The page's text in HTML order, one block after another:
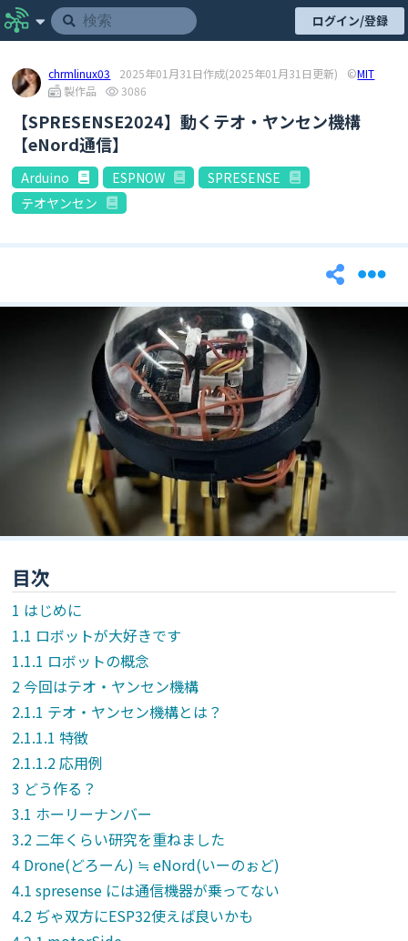
ログイン/登録
chrmlinux03 2025年01月31日作成(2025年01月31日更新) ©MIT
製作品
3086
【SPRESENSE2024】動くテオ・ヤンセン機構
【eNord通信】
Arduino ESPNOW
SPRESENSE
テオヤンセン
目次
はじめに
ロボットが大好きです
ロボットの概念
今回はテオ・ヤンセン機構
テオ・ヤンセン機構とは？
特徴
応用例
どう作る？
ホーリーナンバー
二年くらい研究を重ねました
Drone(どろーん) ≒ eNord(いーのぉど)
spresense には通信機器が乗ってない
ぢゃ双方にESP32使えば良いかも